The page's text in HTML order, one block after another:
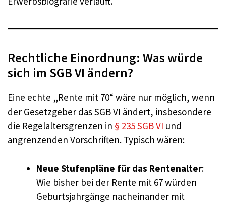
Rechtliche Einordnung: Was würde
sich im SGB VI ändern?
Eine echte „Rente mit 70“ wäre nur möglich, wenn
der Gesetzgeber das SGB VI ändert, insbesondere
die Regelaltersgrenzen in § 235 SGB VI und
angrenzenden Vorschriften. Typisch wären:
Neue Stufenpläne für das Rentenalter:
Wie bisher bei der Rente mit 67 würden
Geburtsjahrgänge nacheinander mit